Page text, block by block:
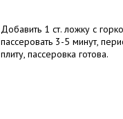
Добавить 1 ст. ложку с
пассеровать 3-5 минут,
плиту, пассеровка готова.